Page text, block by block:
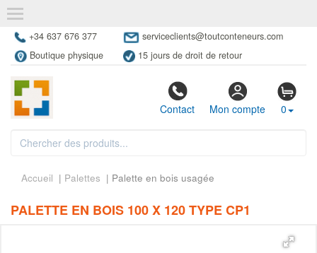
+34 637 676 377
serviceclients@toutconteneurs.com
Boutique physique
15 jours de droit de retour
Contact Mon compte 0
Accueil | Palettes | Palette en bois usagée
PALETTE EN BOIS 100 X 120 TYPE CP1